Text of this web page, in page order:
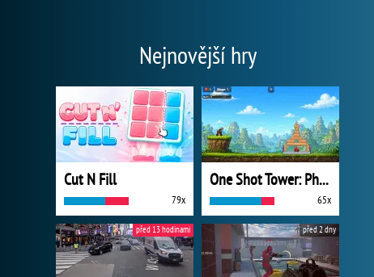
Nejnovější hry
Cut N Fill
79x
One Shot Tower: Physics Destroyer
65x
před 13 hodinami před 2 dny